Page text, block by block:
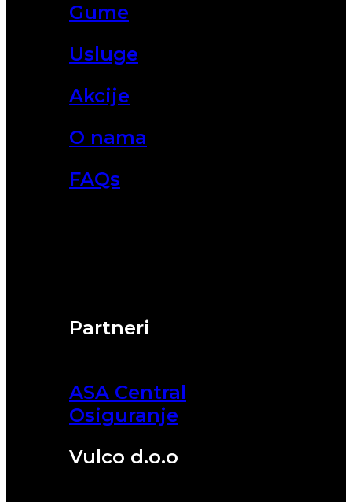
Partneri
ASA Central
Osiguranje
Vulco d.o.o
Gume
Usluge
Akcije
O nama
FAQs